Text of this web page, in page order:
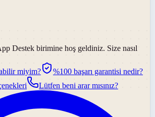
Destek birimine hoş geldiniz. Size nasıl
miyim?
%100 başarı garantisi nedir?
Lütfen beni arar mısınız?